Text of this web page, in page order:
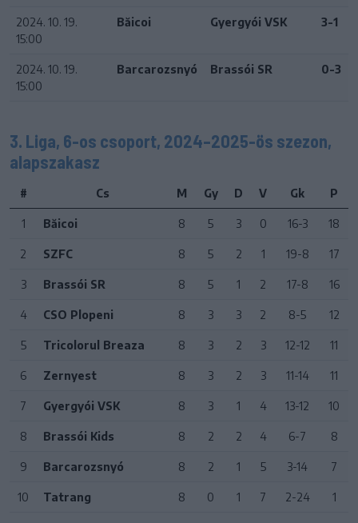
2024. 10. 19.
15:00
Băicoi Gyergyói VSK 3-1
2024. 10. 19.
15:00
Barcarozsnyó Brassói SR 0-3
3. Liga, 6-os csoport, 2024–2025-ös szezon,
alapszakasz
# Cs M Gy D V Gk P
1 Băicoi 8 5 3 0 16-3 18
2 SZFC 8 5 2 1 19-8 17
3 Brassói SR 8 5 1 2 17-8 16
4 CSO Plopeni 8 3 3 2 8-5 12
5 Tricolorul Breaza 8 3 2 3 12-12 11
6 Zernyest 8 3 2 3 11-14 11
7 Gyergyói VSK 8 3 1 4 13-12 10
8 Brassói Kids 8 2 2 4 6-7 8
9 Barcarozsnyó 8 2 1 5 3-14 7
10 Tatrang 8 0 1 7 2-24 1